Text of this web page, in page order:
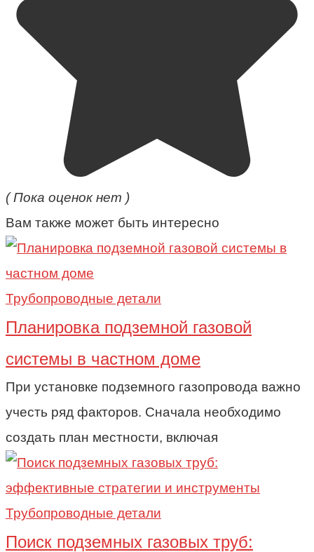
( Пока оценок нет )
Вам также может быть интересно
Трубопроводные детали
Планировка подземной газовой
системы в частном доме
При установке подземного газопровода важно
учесть ряд факторов. Сначала необходимо
создать план местности, включая
Трубопроводные детали
Поиск подземных газовых труб: